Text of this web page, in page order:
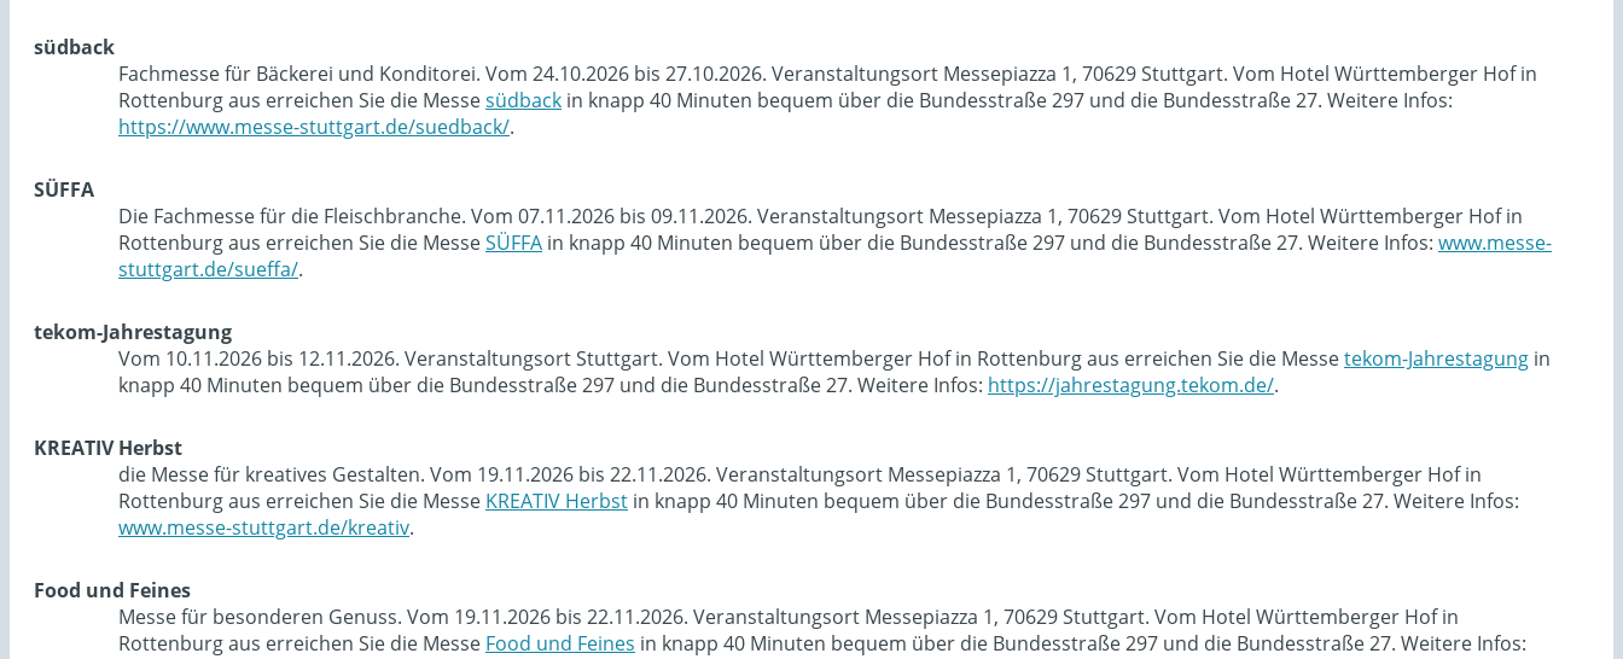
südback
Fachmesse für Bäckerei und Konditorei. Vom 24.10.2026 bis 27.10.2026. Veranstaltungsort Messepiazza 1, 70629 Stuttgart. Vom Hotel Württemberger Hof in
Rottenburg aus erreichen Sie die Messesüdback in knapp 40 Minuten bequem über die Bundesstraße 297 und die Bundesstraße 27. Weitere Infos:
https://www.messe-stuttgart.de/suedback/.
SÜFFA
Die Fachmesse für die Fleischbranche. Vom 07.11.2026 bis 09.11.2026. Veranstaltungsort Messepiazza 1, 70629 Stuttgart. Vom Hotel Württemberger Hof in
Rottenburg aus erreichen Sie die MesseSÜFFA in knapp 40 Minuten bequem über die Bundesstraße 297 und die Bundesstraße 27. Weitere Infos: www.messe-
stuttgart.de/sueffa/.
tekom-Jahrestagung
Vom 10.11.2026 bis 12.11.2026. Veranstaltungsort Stuttgart. Vom Hotel Württemberger Hof in Rottenburg aus erreichen Sie die Messetekom-Jahrestagung in
knapp 40 Minuten bequem über die Bundesstraße 297 und die Bundesstraße 27. Weitere Infos: https://jahrestagung.tekom.de/.
KREATIV Herbst
die Messe für kreatives Gestalten. Vom 19.11.2026 bis 22.11.2026. Veranstaltungsort Messepiazza 1, 70629 Stuttgart. Vom Hotel Württemberger Hof in
Rottenburg aus erreichen Sie die Messe KREATIV Herbst in knapp 40 Minuten bequem über die Bundesstraße 297 und die Bundesstraße 27. Weitere Infos:
www.messe-stuttgart.de/kreativ.
Food und Feines
Messe für besonderen Genuss. Vom 19.11.2026 bis 22.11.2026. Veranstaltungsort Messepiazza 1, 70629 Stuttgart. Vom Hotel Württemberger Hof in
Rottenburg aus erreichen Sie die Messe Food und Feines in knapp 40 Minuten bequem über die Bundesstraße 297 und die Bundesstraße 27. Weitere Infos: